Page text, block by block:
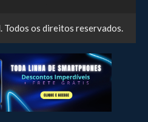
. Todos os direitos reservados.